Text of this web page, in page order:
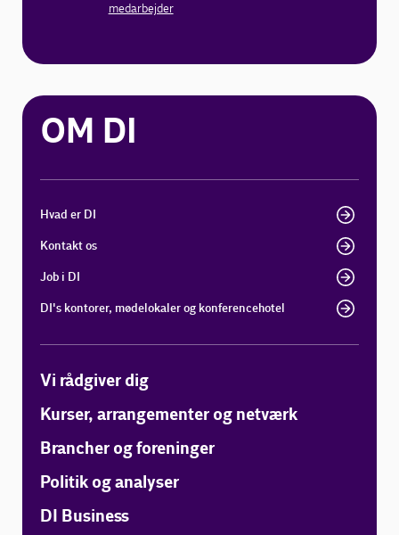
medarbejder
OM DI
Hvad er DI
Kontakt os
Job i DI
DI's kontorer, mødelokaler og konferencehotel
Vi rådgiver dig
Kurser, arrangementer og netværk
Brancher og foreninger
Politik og analyser
DI Business